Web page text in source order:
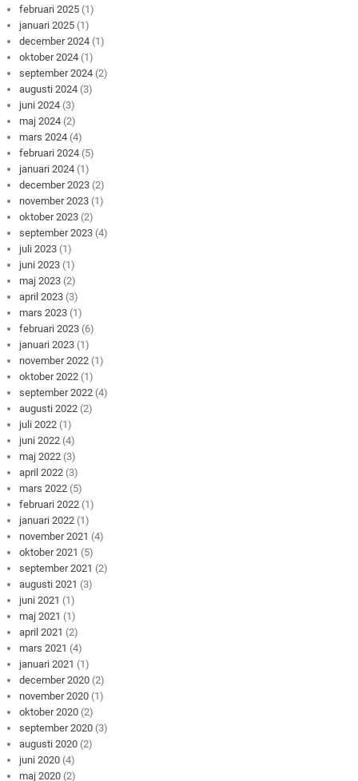
februari 2025 (1)
januari 2025 (1)
december 2024 (1)
oktober 2024 (1)
september 2024 (2)
augusti 2024 (3)
juni 2024 (3)
maj 2024 (2)
mars 2024 (4)
februari 2024 (5)
januari 2024 (1)
december 2023 (2)
november 2023 (1)
oktober 2023 (2)
september 2023 (4)
juli 2023 (1)
juni 2023 (1)
maj 2023 (2)
april 2023 (3)
mars 2023 (1)
februari 2023 (6)
januari 2023 (1)
november 2022 (1)
oktober 2022 (1)
september 2022 (4)
augusti 2022 (2)
juli 2022 (1)
juni 2022 (4)
maj 2022 (3)
april 2022 (3)
mars 2022 (5)
februari 2022 (1)
januari 2022 (1)
november 2021 (4)
oktober 2021 (5)
september 2021 (2)
augusti 2021 (3)
juni 2021 (1)
maj 2021 (1)
april 2021 (2)
mars 2021 (4)
januari 2021 (1)
december 2020 (2)
november 2020 (1)
oktober 2020 (2)
september 2020 (3)
augusti 2020 (2)
juni 2020 (4)
maj 2020 (2)